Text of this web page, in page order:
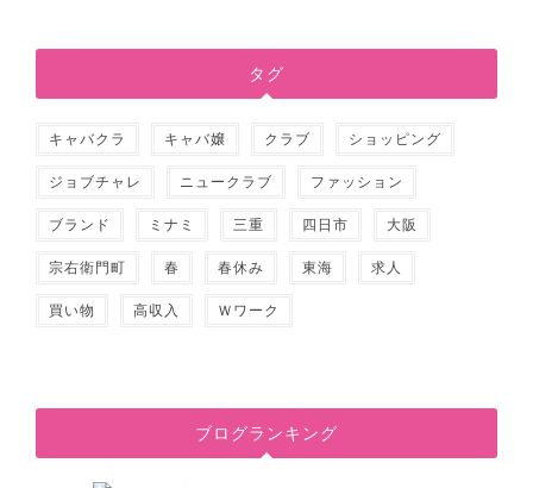
タグ
キャバクラ キャバ嬢 クラブ ショッピング
ジョブチャレ ニュークラブ ファッション
ブランド ミナミ 三重 四日市 大阪
宗右衛門町 春 春休み 東海 求人
買い物 高収入 Ｗワーク
ブログランキング